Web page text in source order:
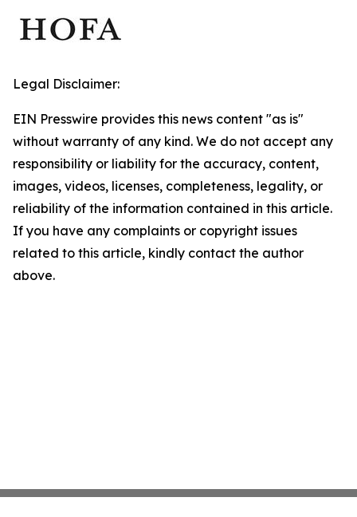
Legal Disclaimer:
EIN Presswire provides this news content "as is"
without warranty of any kind. We do not accept any
responsibility or liability for the accuracy, content,
images, videos, licenses, completeness, legality, or
reliability of the information contained in this article.
If you have any complaints or copyright issues
related to this article, kindly contact the author
above.